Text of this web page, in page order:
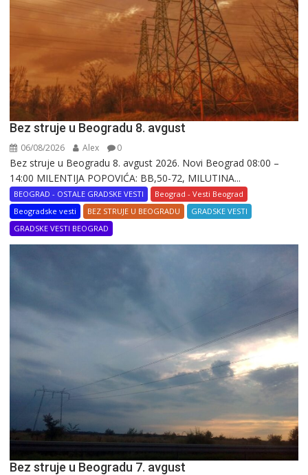
Bez struje u Beogradu 8. avgust
06/08/2026 Alex 0
Bez struje u Beogradu 8. avgust 2026. Novi Beograd 08:00 –
14:00 MILENTIJA POPOVIĆA: BB,50-72, MILUTINA...
BEOGRAD - OSTALE GRADSKE VESTI
Beograd - Vesti Beograd
Beogradske vesti
BEZ STRUJE U BEOGRADU
GRADSKE VESTI
GRADSKE VESTI BEOGRAD
Bez struje u Beogradu 7. avgust